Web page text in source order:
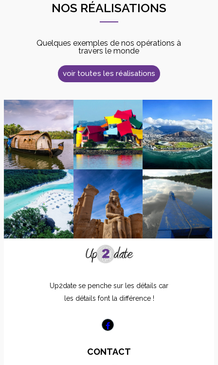
NOS RÉALISATIONS
Quelques exemples de nos opérations à
travers le monde
voir toutes les réalisations
Up2date se penche sur les détails car
les détails font la différence !
CONTACT